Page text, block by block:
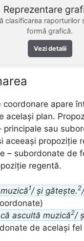
Reprezentare
clasificarea raporturilor
formă grafică.
Vezi detalii
coordonare apare
același plan.
principale sau
aceeași propoziție
– subordonate de
regentă.
1/ și gătește.2/
ascultă muzică2/
de același